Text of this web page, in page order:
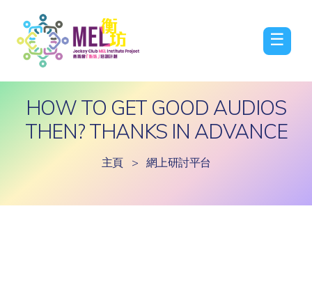
☰
HOW TO GET GOOD AUDIOS
THEN? THANKS IN ADVANCE
主頁 > 網上研討平台